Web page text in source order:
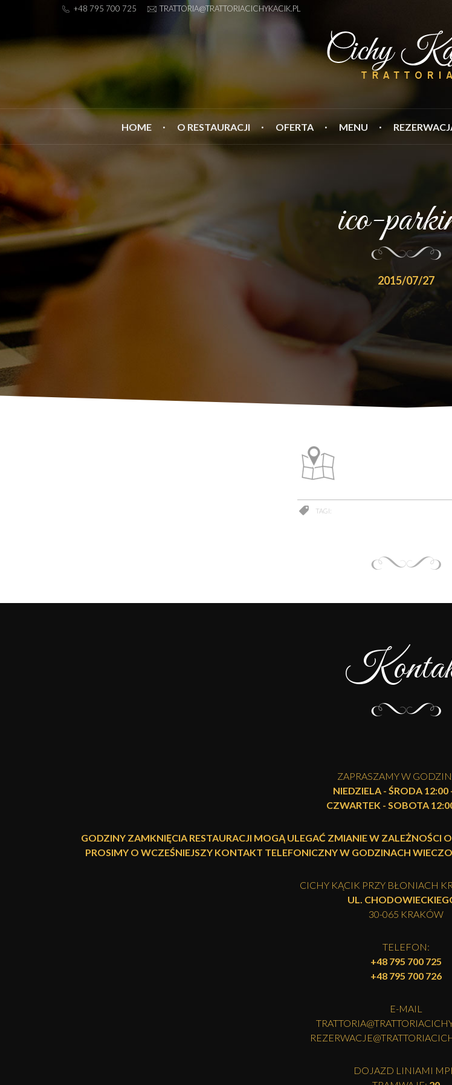
+48 795 700 725 TRATTORIA@TRATTORIACICHYKACIK.PL
HOME O RESTAURACJI OFERTA MENU
2015/07/27
ico-
TAGI:
ZAPRASZAMY W
NIEDZIELA - ŚRODA 12:00
CZWARTEK - SOBOTA
GODZINY ZAMKNIĘCIA RESTAURACJI MOGĄ ULEGAĆ ZMIANIE W ZALEŻNOŚCI
PROSIMY O WCZEŚNIEJSZY KONTAKT TELEFONICZNY W GODZINACH
CICHY KĄCIK PRZY BŁONIACH
UL.
30-065 KRAKÓW
TELEFON:
+48 795 700 725
+48 795 700 726
E-MAIL
DOJAZD LINIAMI